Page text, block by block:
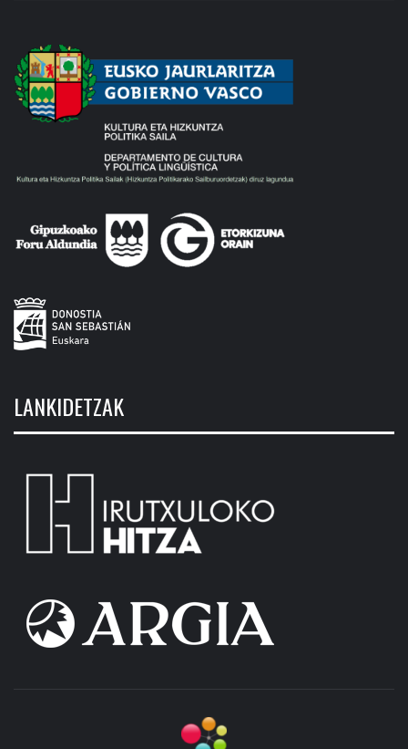
LANKIDETZAK